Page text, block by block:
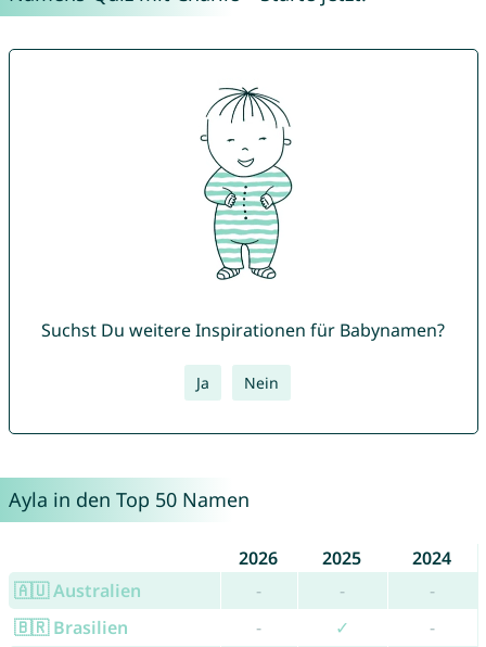
Suchst Du weitere Inspirationen für Babynamen?
Ja Nein
Ayla in den Top 50 Namen
2026 2025
2024
🇦🇺 Australien
- -
-
🇧🇷 Brasilien
- ✓
-